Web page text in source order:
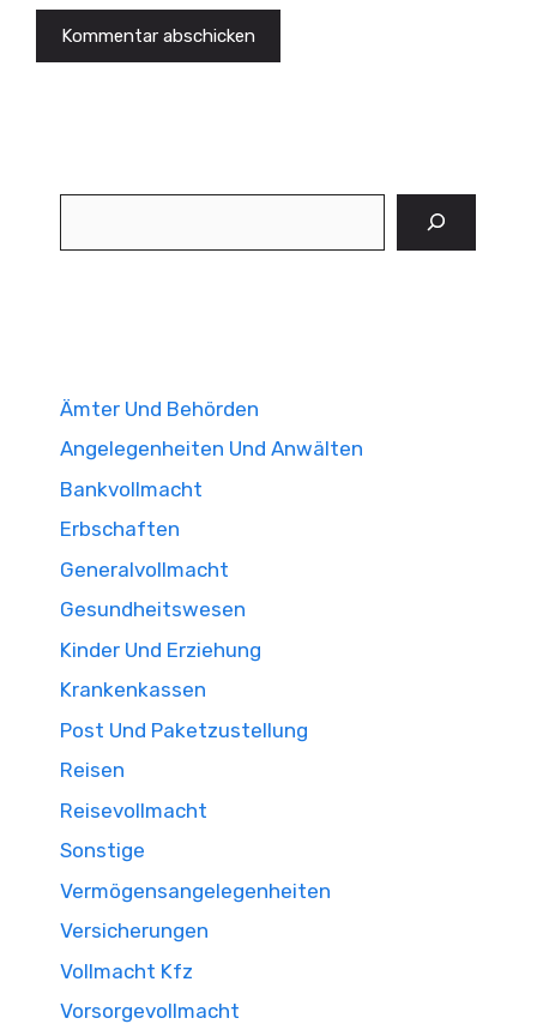
Ämter Und Behörden
Angelegenheiten Und Anwälten
Bankvollmacht
Erbschaften
Generalvollmacht
Gesundheitswesen
Kinder Und Erziehung
Krankenkassen
Post Und Paketzustellung
Reisen
Reisevollmacht
Sonstige
Vermögensangelegenheiten
Versicherungen
Vollmacht Kfz
Vorsorgevollmacht